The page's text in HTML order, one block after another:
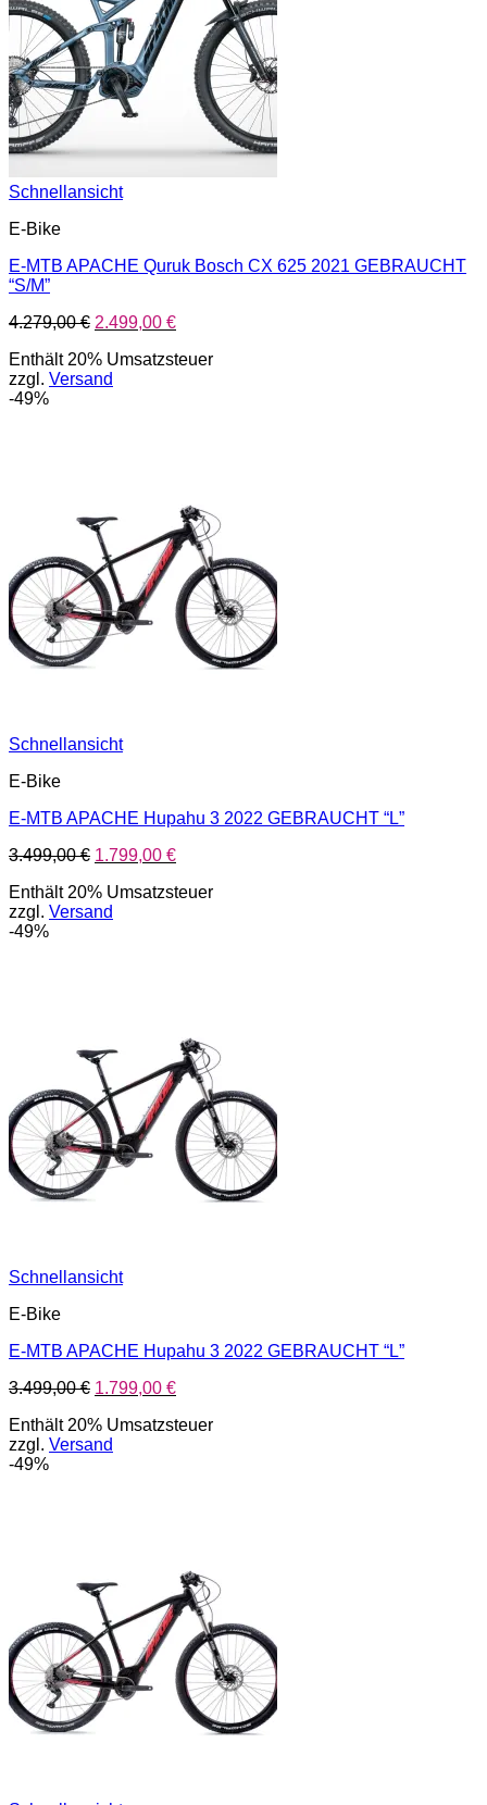
Schnellansicht
E-Bike
E-MTB APACHE Quruk Bosch CX 625 2021 GEBRAUCHT
“S/M”
4.279,00€ Ursprünglicher
war:
4.279,00 €
2.499,00 €Aktueller
ist:
Enthält 20% Umsatzsteuer
zzgl. Versand
-49%
Schnellansicht
E-Bike
E-MTB APACHE Hupahu 3 2022 GEBRAUCHT “L”
3.499,00€ Ursprünglicher
war:
3.499,00 €
1.799,00 €Aktueller
ist:
Enthält 20% Umsatzsteuer
zzgl. Versand
-49%
Schnellansicht
E-Bike
E-MTB APACHE Hupahu 3 2022 GEBRAUCHT “L”
3.499,00€ Ursprünglicher
war:
3.499,00 €
1.799,00 €Aktueller
ist:
Enthält 20% Umsatzsteuer
zzgl. Versand
-49%